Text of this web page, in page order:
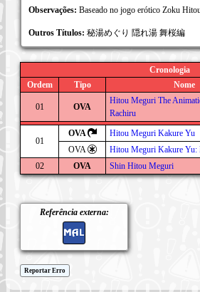
Observações: Baseado no jogo erótico Zoku
Outros Títulos: 秘湯めぐり 隠れ湯 舞桜編
Cronologia
Ordem
Tipo Nome
01 OVA
Hitou Meguri The
Rachiru
01
OVA Hitou Meguri Kakure Yu
OVA
Hitou Meguri Kakure Yu:
02
OVA Shin Hitou Meguri
Referência externa:
Reportar Erro